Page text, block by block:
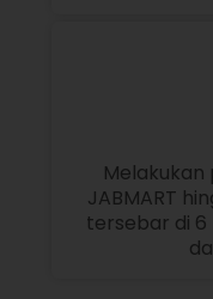
JABMART
tersebar di